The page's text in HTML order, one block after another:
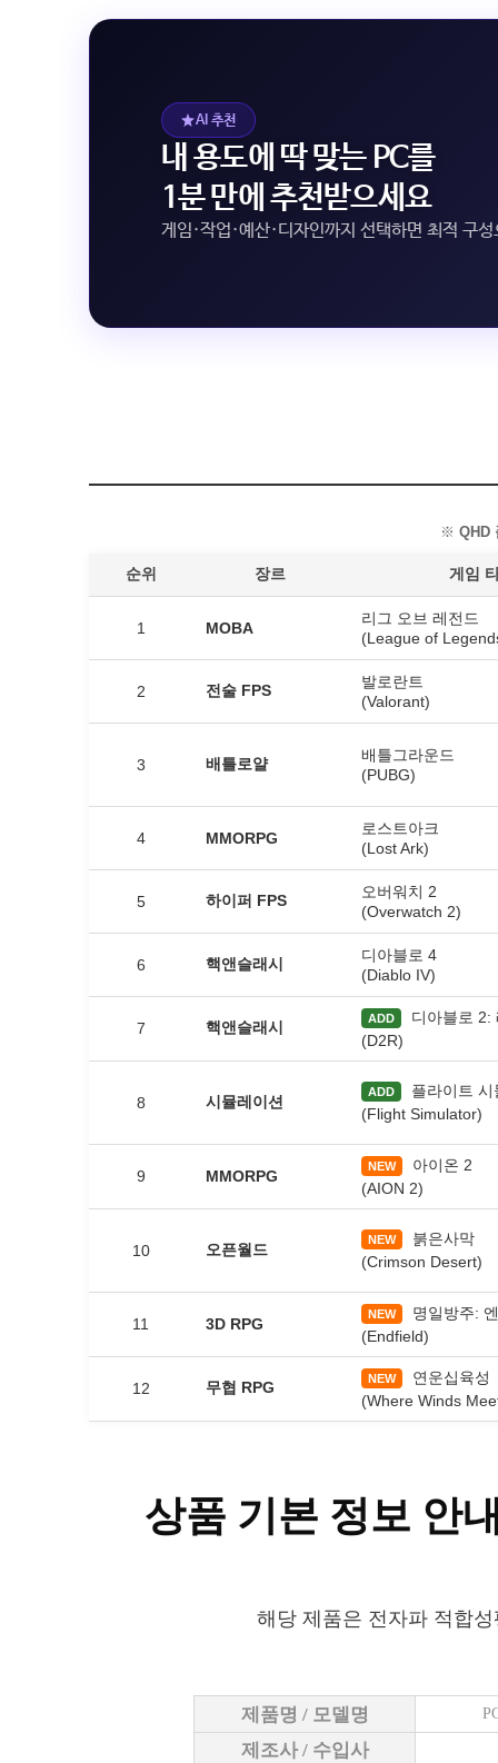
AI 추천
내 용도에 딱 맞는 PC를
1분 만에 추천받으세요
게임·작업·예산·디자인까지 선택하면 최적 구
※ QHD
순위 장르 게임
1 MOBA
리그 오브 레전드
(League of
2 전술 FPS
발로란트
(Valorant)
3 배틀로얄
배틀그라운드
(PUBG)
4 MMORPG
로스트아크
(Lost Ark)
5 하이퍼 FPS
오버워치 2
(Overwatch 2)
6 핵앤슬래시
디아블로 4
(Diablo IV)
7 핵앤슬래시 ADD
디아블로 2:
(D2R)
8 시뮬레이션
ADD
플라이트 시
(Flight Simulator)
9 MMORPG
NEW
아이온 2
(AION 2)
10 오픈월드
NEW
붉은사막
(Crimson Desert)
11 3D RPG
NEW
명일방주:
(Endfield)
12 무협 RPG NEW
연운십육성
(Where Winds
상품 기본 정보 안
해당 제품은 전자파 적합
제품명 / 모델명
제조사 / 수입사